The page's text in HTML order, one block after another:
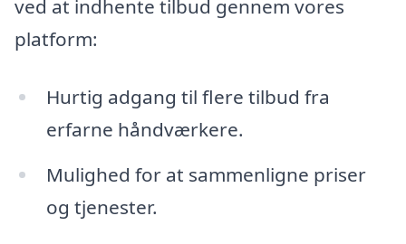
ved at indhente tilbud gennem vores
platform:
Hurtig adgang til flere tilbud fra
erfarne håndværkere.
Mulighed for at sammenligne priser
og tjenester.